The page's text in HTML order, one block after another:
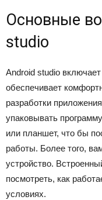
Основные
studio
Android studio
обеспечивает
разработки
упаковывать
или планшет, что бы
работы. Более того,
устройство.
посмотреть, как
условиях.